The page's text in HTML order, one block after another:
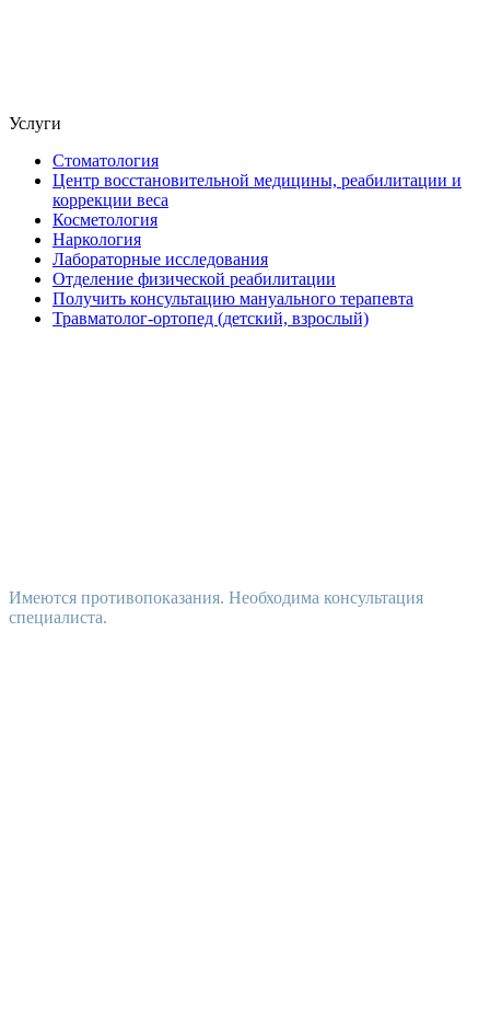
Услуги
Стоматология
Центр восстановительной медицины, реабилитации и
коррекции веса
Косметология
Наркология
Лабораторные исследования
Отделение физической реабилитации
Получить консультацию мануального терапевта
Травматолог-ортопед (детский, взрослый)
Имеются противопоказания. Необходима консультация
специалиста.